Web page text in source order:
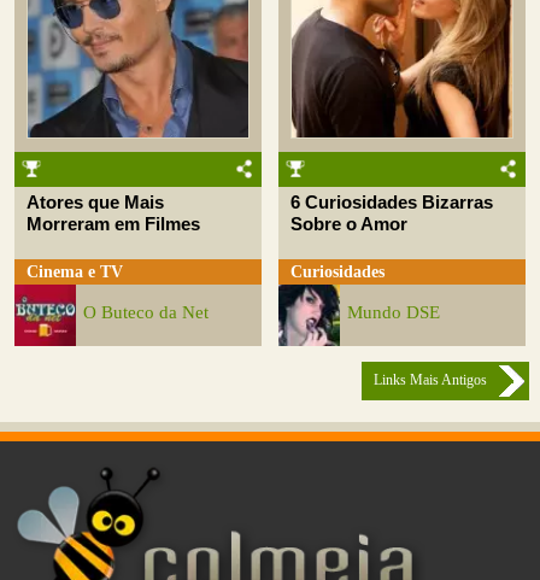
Atores que Mais
Morreram em Filmes
Cinema e TV
O Buteco da Net
6 Curiosidades Bizarras
Sobre o Amor
Curiosidades
Mundo DSE
Links Mais Antigos